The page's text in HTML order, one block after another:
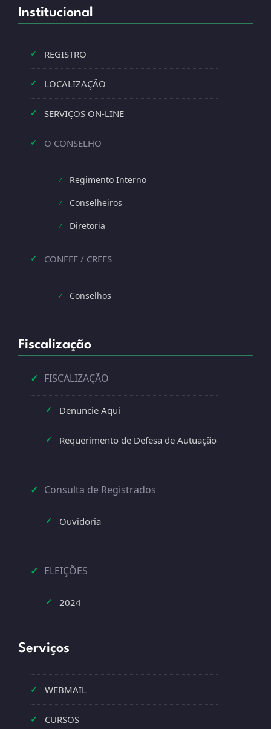
Institucional
✓ REGISTRO
✓ LOCALIZAÇÃO
✓ SERVIÇOS ON-LINE
✓ O CONSELHO
✓ Regimento Interno
✓ Conselheiros
✓ Diretoria
✓ CONFEF / CREFS
✓ Conselhos
Fiscalização
✓ FISCALIZAÇÃO
✓ Denuncie Aqui
✓ Requerimento de Defesa de Autuação
✓ Consulta de Registrados
✓ Ouvidoria
✓ ELEIÇÕES
✓ 2024
Serviços
✓ WEBMAIL
✓ CURSOS